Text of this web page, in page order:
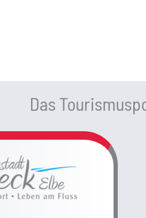
Das